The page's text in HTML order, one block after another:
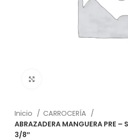
Inicio
CARROCERÍA
ABRAZADERA MANGUERA PRE –
3/8″